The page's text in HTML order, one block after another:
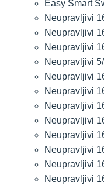
Easy Smart
Neupravljivi
Neupravljivi
Neupravljivi
Neupravljivi
Neupravljivi
Neupravljivi
Neupravljivi
Neupravljivi
Neupravljivi
Neupravljivi
Neupravljivi
Neupravljivi